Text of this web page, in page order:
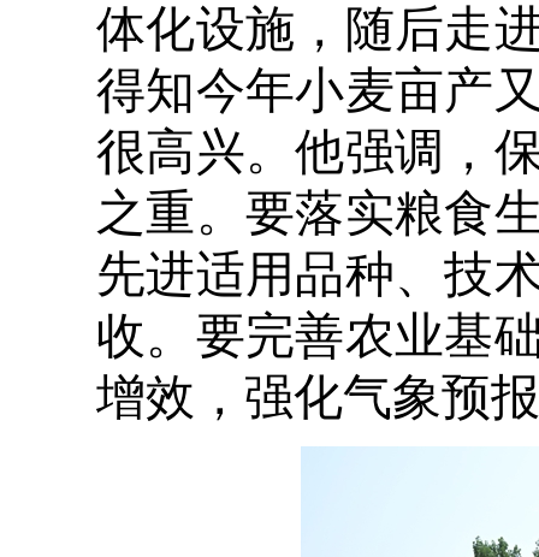
体化设施，随后走
得知今年小麦亩产
很高兴。他强调，
之重。要落实粮食
先进适用品种、技
收。要完善农业基
增效，强化气象预